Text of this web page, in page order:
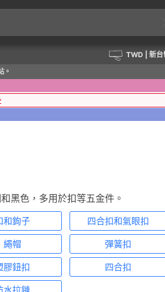
TWD | 新台
。
黑色，多用於扣等五金件。
和鉤子 四合扣和氣眼扣
繩帽 彈簧扣
膠鈕扣 四合扣